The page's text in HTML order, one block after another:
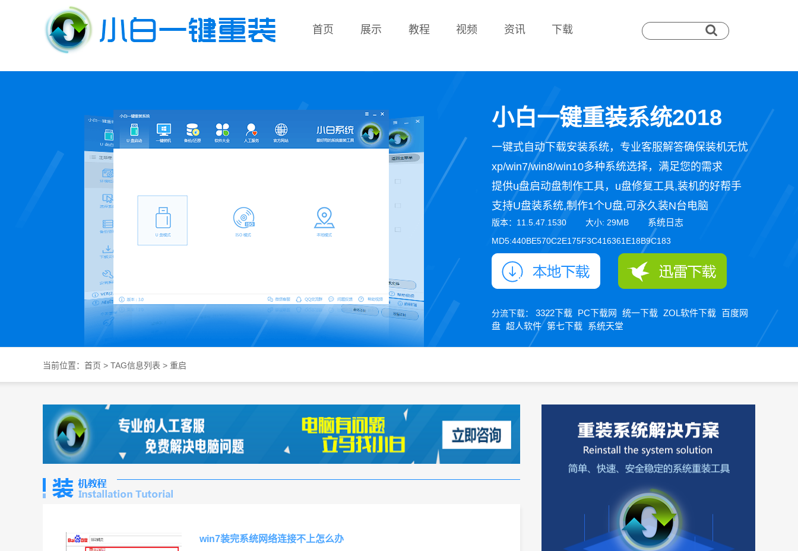
首页 展示 教程 视频 资讯 下载
小白一键重装系统2018
一键式自动下载安装系统，专业客服解答确保装机无忧
xp/win7/win8/win10多种系统选择，满足您的需求
提供u盘启动盘制作工具，u盘修复工具,装机的好帮手
支持U盘装系统,制作1个U盘,可永久装N台电脑
版本：11.5.47.1530 大小: 29MB 系统日志
MD5:440BE570C2E175F3C416361E18B9C183
分流下载： 3322下载 PC下载网 统一下载 ZOL软件下载 百度网
盘 超人软件 第七下载 系统天堂
当前位置： 首页 > TAG信息列表 > 重启
win7装完系统网络连接不上怎么办